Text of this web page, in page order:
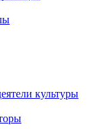
культуры